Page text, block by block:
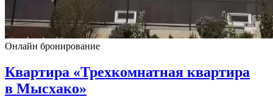
Онлайн бронирование
Квартира «Трехкомнатная квартира
в Мысхако»